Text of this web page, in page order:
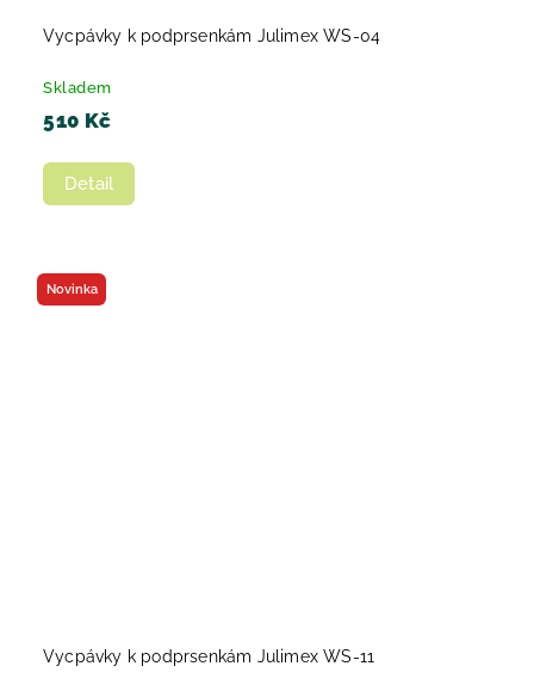
Vycpávky k podprsenkám Julimex WS-04
Skladem
510 Kč
Detail
Novinka
Vycpávky k podprsenkám Julimex WS-11